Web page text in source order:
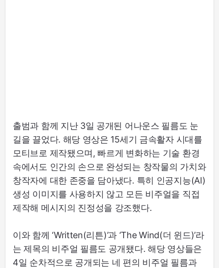
출범과 함께 지난 3일 공개된 어나운스 필름도 눈
길을 끌었다. 해당 영상은 15세기 금속활자 시대를
모티브로 제작됐으며, 빠르게 변화하는 기술 환경
속에서도 인간의 손으로 완성되는 창작물의 가치와
창작자에 대한 존중을 담아냈다. 특히 인공지능(AI)
생성 이미지를 사용하지 않고 모든 비주얼을 직접
제작해 메시지의 진정성을 강조했다.
이와 함께 ‘Written(리튼)’과 ‘The Wind(더 윈드)’라
는 제목의 비주얼 필름도 공개됐다. 해당 영상들은
4일 순차적으로 공개되는 네 편의 비주얼 필름과